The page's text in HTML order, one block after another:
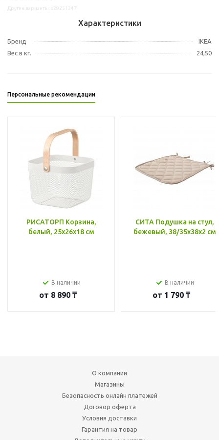
Характеристики
Бренд
IKEA
Вес в кг.
24,50
Персональные рекомендации
РИСАТОРП Корзина,
белый, 25x26x18 см
В наличии
от 8 890 ₸
СИТА Подушка на стул,
бежевый, 38/35x38x2 см
В наличии
от 1 790 ₸
О компании
Магазины
Безопасность онлайн платежей
Договор оферта
Условия доставки
Гарантия на товар